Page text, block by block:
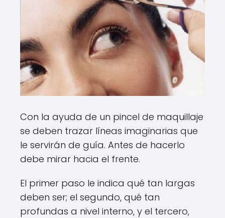
Con la ayuda de un pincel de maquillaje
se deben trazar líneas imaginarias que
le servirán de guía. Antes de hacerlo
debe mirar hacia el frente.
El primer paso le indica qué tan largas
deben ser; el segundo, qué tan
profundas a nivel interno, y el tercero,